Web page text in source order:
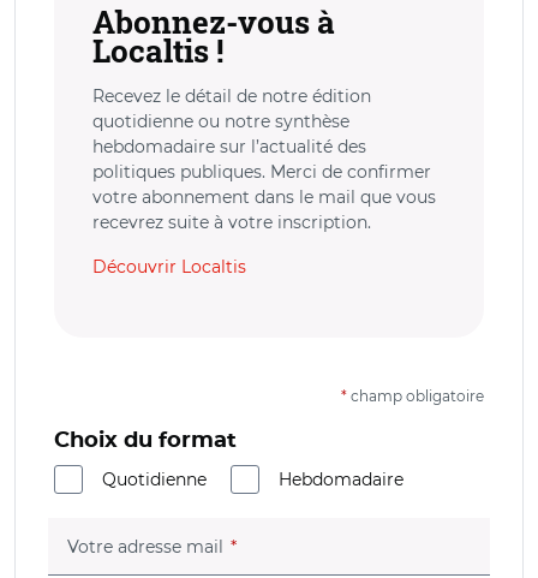
Abonnez-vous à
Localtis !
Recevez le détail de notre édition
quotidienne ou notre synthèse
hebdomadaire sur l’actualité des
politiques publiques. Merci de confirmer
votre abonnement dans le mail que vous
recevrez suite à votre inscription.
Découvrir Localtis
* champ obligatoire
Choix du format
Quotidienne
Hebdomadaire
Votre adresse mail (champ obligatoire)